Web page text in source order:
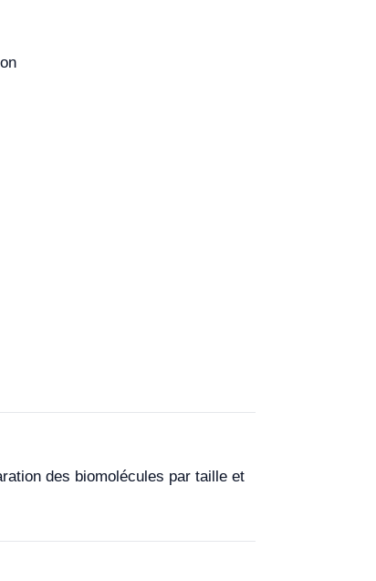
des biomolécules par taille et